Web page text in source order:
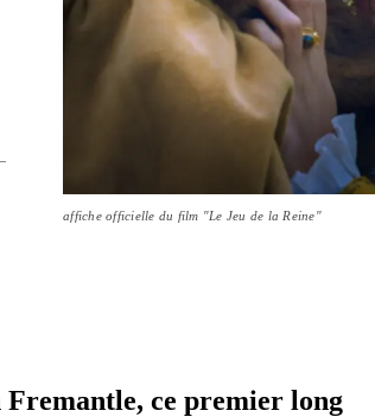
affiche officielle du film "Le Jeu de la Reine"
ce premier long